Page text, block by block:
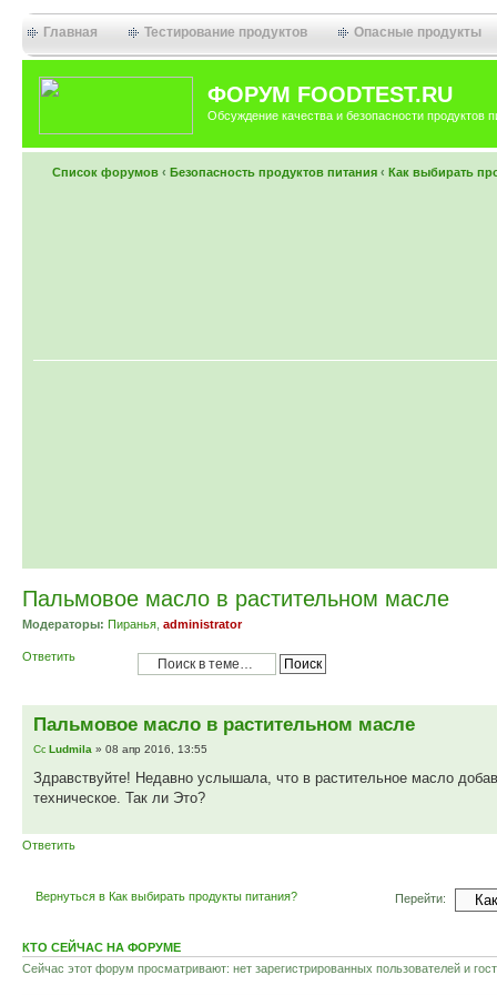
Главная Тестирование продуктов Опасные продукты
ФОРУМ FOODTEST.RU
Обсуждение качества и безопасности продуктов
Список форумов ‹ Безопасность продуктов питания ‹ Как выбирать
Пальмовое масло в растительном масле
Модераторы: Пиранья administrator
Ответить
Пальмовое масло в растительном масле
Ludmila » 08 апр 2016, 13:55
Здравствуйте! Недавно услышала, что в растительное масло
техническое. Так ли Это?
Ответить
Вернуться в Как выбирать продукты питания? Перейти:
КТО СЕЙЧАС НА ФОРУМЕ
Сейчас этот форум просматривают: нет зарегистрированных пользователей и